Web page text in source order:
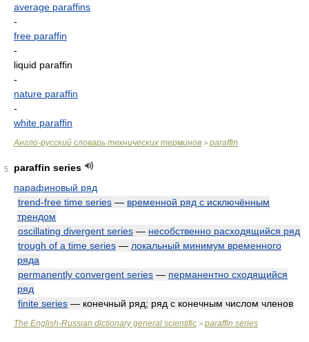
average paraffins
-
free paraffin
-
liquid paraffin
-
nature paraffin
-
white paraffin
Англо-русский словарь технических терминов > paraffin
5
paraffin series
парафиновый ряд
trend-free time series — временной ряд с исключённым
трендом
oscillating divergent series — несобственно расходящийся ряд
trough of a time series — локальный минимум временного
ряда
permanently convergent series — перманентно сходящийся
ряд
finite series — конечный ряд; ряд с конечным числом членов
The English-Russian dictionary general scientific > paraffin series